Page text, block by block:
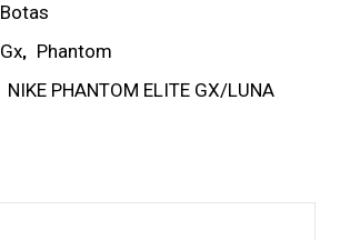
Botas
Gx, Phantom
NIKE PHANTOM ELITE GX/LUNA